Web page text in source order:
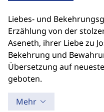
Liebes- und
Erzählung von der
Aseneth, ihrer Liebe zu
Bekehrung und
Übersetzung auf
geboten.
Mehr